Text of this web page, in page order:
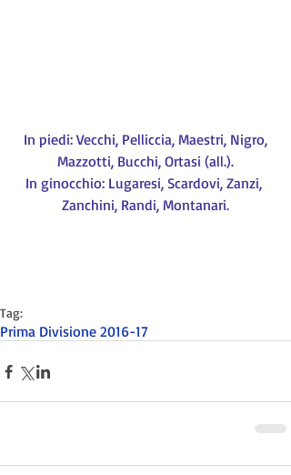
Mazzotti, Bucchi, Ortasi (all.).
In ginocchio: Lugaresi, Scardovi, Zanzi,
Zanchini, Randi, Montanari.
Tag:
Prima Divisione 2016-17